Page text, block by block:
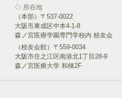
◇ 所在地
（本部）〒537-0022
大阪市東成区中本4-1-8
森ノ宮医療学園専門学校内 校友会
（校友会館）〒559-0034
大阪市住之江区南港北1丁目28-9
森ノ宮医療大学 和棟2F